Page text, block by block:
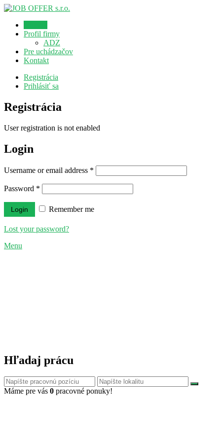
Profil firmy
ADZ
Pre uchádzačov
Kontakt
Registrácia
Prihlásiť sa
Registrácia
User registration is not enabled
Login
Username or email address *
Password *
Remember me
Lost your password?
Menu
Hľadaj prácu
Máme pre vás 0 pracovné ponuky!